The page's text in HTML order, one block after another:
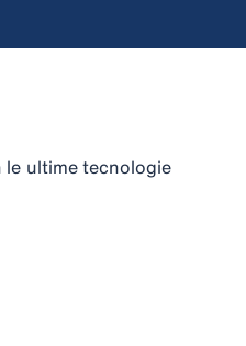
le ultime tecnologie